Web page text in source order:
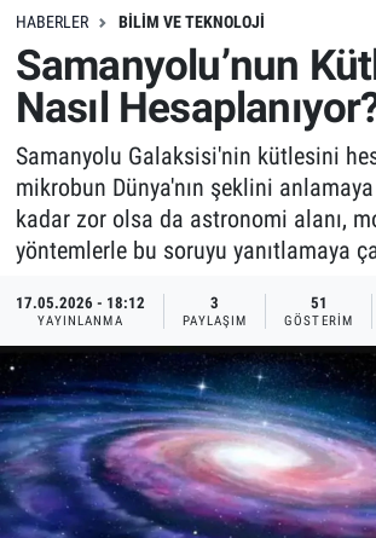
HABERLER BILIM VE TEKNOLOJI
Samanyolu’nun
Nasıl
Samanyolu Galaksisi'nin kütlesini
mikrobun Dünya'nın şeklini anlamaya
kadar zor olsa da astronomi alanı,
yöntemlerle bu soruyu yanıtlamaya
17.05.2026 - 18:12
YAYINLANMA
3
PAYLAŞIM
51
GÖSTERIM